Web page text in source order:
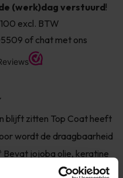
(werk)dag verstuurd!
excl. BTW
of chat met ons
blijft zitten Top Coat heeft
wordt de draagbaarheid
jojoba olie, keratine
van de nagel Dierproefvrij